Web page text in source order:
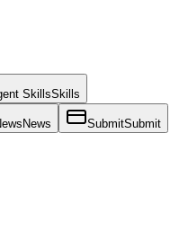
SkillsSkills
News SubmitSubmit